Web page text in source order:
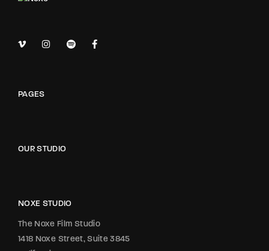
PAGES
OUR STUDIO
NOXE STUDIO
The Noxe Film Studio
1418 Noxe Street, Suite 3845